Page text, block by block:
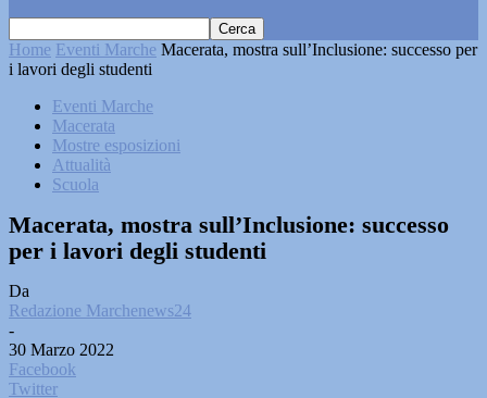
Home Eventi Marche Macerata, mostra sull’Inclusione: successo per
i lavori degli studenti
Eventi Marche
Macerata
Mostre esposizioni
Attualità
Scuola
Macerata, mostra sull’Inclusione: successo
per i lavori degli studenti
Da
Redazione Marchenews24
-
30 Marzo 2022
Facebook
Twitter